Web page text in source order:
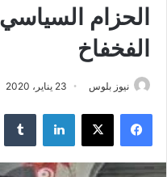
الحزام
الفخفاخ
نيوز بلوس 23 يناير، 2020
فيسبوك X لينكدإن